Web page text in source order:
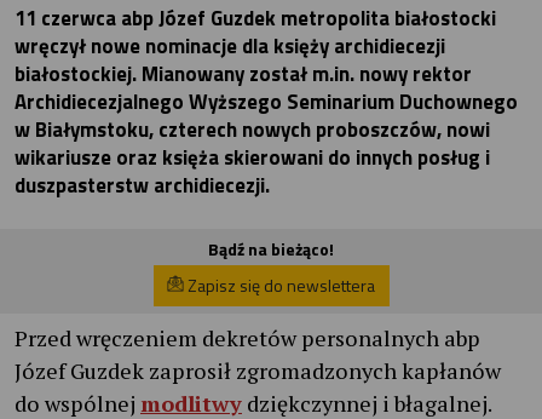
11 czerwca abp Józef Guzdek metropolita białostocki
wręczył nowe nominacje dla księży archidiecezji
białostockiej. Mianowany został m.in. nowy rektor
Archidiecezjalnego Wyższego Seminarium Duchownego
w Białymstoku, czterech nowych proboszczów, nowi
wikariusze oraz księża skierowani do innych posług i
duszpasterstw archidiecezji.
Bądź na bieżąco!
Zapisz się do newslettera
Przed wręczeniem dekretów personalnych abp
Józef Guzdek zaprosił zgromadzonych kapłanów
do wspólnej modlitwy dziękczynnej i błagalnej.